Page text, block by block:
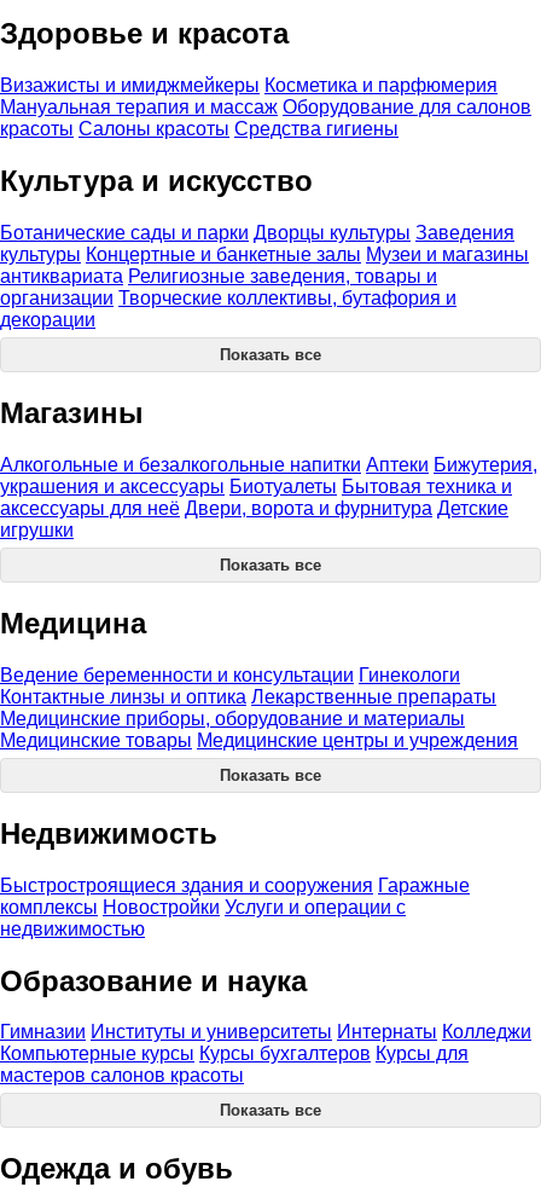
Здоровье и красота
Визажисты и имиджмейкеры Косметика и парфюмерия
Мануальная терапия и массаж Оборудование для салонов
красоты Салоны красоты Средства гигиены
Культура и искусство
Ботанические сады и парки Дворцы культуры Заведения
культуры Концертные и банкетные залы Музеи и магазины
антиквариата Религиозные заведения, товары и
организации Творческие коллективы, бутафория и
декорации
Показать все
Магазины
Алкогольные и безалкогольные напитки Аптеки Бижутерия,
украшения и аксессуары Биотуалеты Бытовая техника и
аксессуары для неё Двери, ворота и фурнитура Детские
игрушки
Показать все
Медицина
Ведение беременности и консультации Гинекологи
Контактные линзы и оптика Лекарственные препараты
Медицинские приборы, оборудование и материалы
Медицинские товары Медицинские центры и учреждения
Показать все
Недвижимость
Быстростроящиеся здания и сооружения Гаражные
комплексы Новостройки Услуги и операции с
недвижимостью
Образование и наука
Гимназии Институты и университеты Интернаты Колледжи
Компьютерные курсы Курсы бухгалтеров Курсы для
мастеров салонов красоты
Показать все
Одежда и обувь